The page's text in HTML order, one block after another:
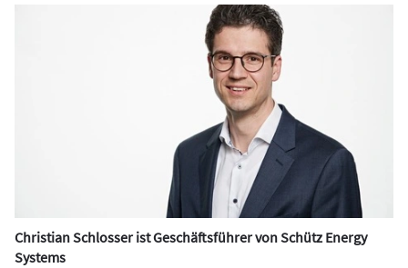
Christian Schlosser ist Geschäftsführer von Schütz Energy
Systems